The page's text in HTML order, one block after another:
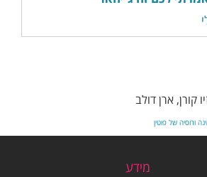
קורן, ארן דולב
ורוסיה של פוטין
מידע